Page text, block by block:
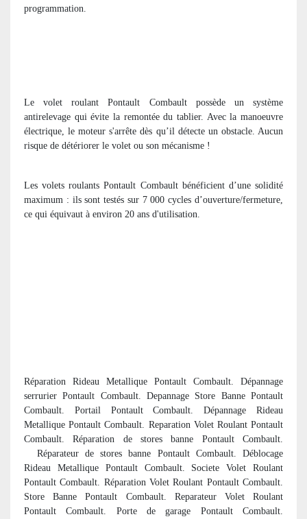
programmation.
Le volet roulant Pontault Combault possède un système
antirelevage qui évite la remontée du tablier. Avec la manoeuvre
électrique, le moteur s'arrête dès qu’il détecte un obstacle. Aucun
risque de détériorer le volet ou son mécanisme !
Les volets roulants Pontault Combault bénéficient d’une solidité
maximum : ils sont testés sur 7 000 cycles d’ouverture/fermeture,
ce qui équivaut à environ 20 ans d'utilisation.
Réparation Rideau Metallique Pontault Combault. Dépannage
serrurier Pontault Combault. Depannage Store Banne Pontault
Combault. Portail Pontault Combault. Dépannage Rideau
Metallique Pontault Combault. Reparation Volet Roulant Pontault
Combault. Réparation de stores banne Pontault Combault.
Réparateur de stores banne Pontault Combault. Déblocage
Rideau Metallique Pontault Combault. Societe Volet Roulant
Pontault Combault. Réparation Volet Roulant Pontault Combault.
Store Banne Pontault Combault. Reparateur Volet Roulant
Pontault Combault. Porte de garage Pontault Combault.